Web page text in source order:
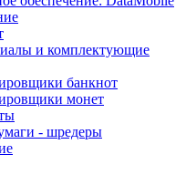
и комплектующие
банкнот
монет
- шредеры